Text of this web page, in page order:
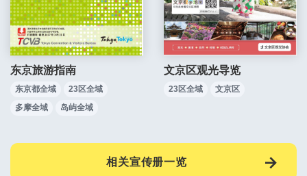
东京旅游指南
东京都全域
23区全域
多摩全域
岛屿全域
文京区观光导览
23区全域 文京区
相关宣传册一览